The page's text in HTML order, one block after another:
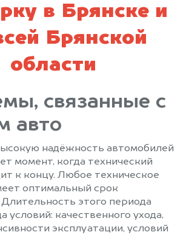
в Брянске и
Брянской
области
связанные с
авто
надёжность автомобилей
момент, когда технический
к концу. Любое техническое
оптимальный срок
Длительность этого периода
условий: качественного ухода,
эксплуатации, условий